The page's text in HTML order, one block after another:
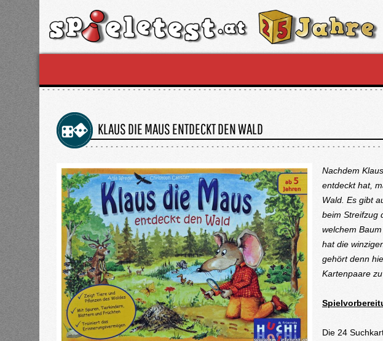
KLAUS DIE MAUS ENTDECKT DEN WALD
Nachdem
entdeckt hat,
Wald. Es gibt
beim Streifzug
welchem
hat die
gehört denn
Kartenpaare
Die 24